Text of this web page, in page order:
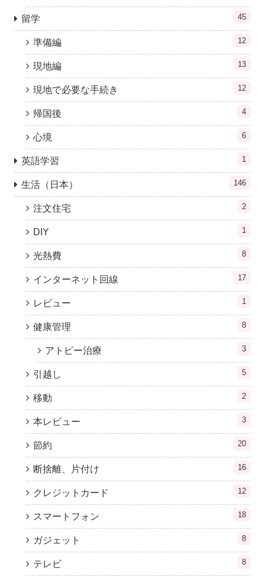
留学 45
準備編 12
現地編 13
現地で必要な手続き 12
帰国後 4
心境 6
英語学習 1
生活（日本） 146
注文住宅 2
DIY 1
光熱費 8
インターネット回線 17
レビュー 1
健康管理 8
アトピー治療 3
引越し 5
移動 2
本レビュー 3
節約 20
断捨離、片付け 16
クレジットカード 12
スマートフォン 18
ガジェット 8
テレビ 8